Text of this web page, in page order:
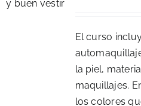
El curso
la piel,
maquillajes.
los colores